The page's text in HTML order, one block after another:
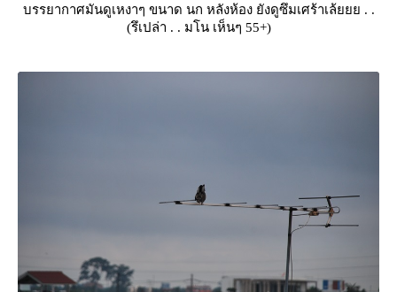
บรรยากาศมันดูเหงาๆ ขนาด นก หลังห้อง ยังดูซึมเศร้าเล้ยยย . .
(รึเปล่า . . มโน เห็นๆ 55+)